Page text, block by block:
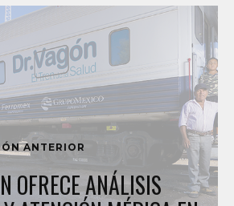
ANTERIOR
OFRECE ANÁLISIS